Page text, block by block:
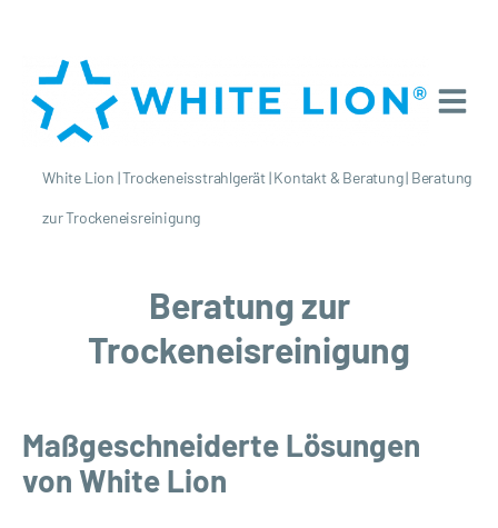
White Lion |Trockeneisstrahlgerät|Kontakt & Beratung| Beratung
zur Trockeneisreinigung
Beratung zur
Trockeneisreinigung
Maßgeschneiderte Lösungen
von White Lion